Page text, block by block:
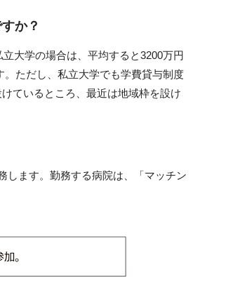
か？
大学の場合は、平均すると3200万円
。ただし、私立大学でも学費貸与制度
ているところ、最近は地域枠を設け
します。勤務する病院は、「マッチン